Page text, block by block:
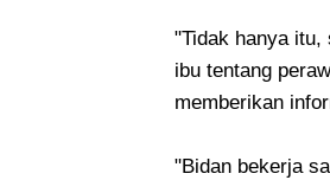
"Tidak hanya itu,
ibu tentang
memberikan
"Bidan bekerja